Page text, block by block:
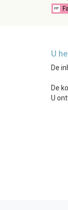
U
De
De
U